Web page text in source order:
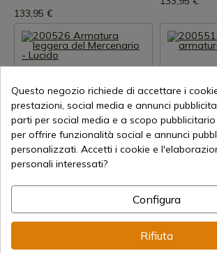
133,95 €
Visualizza prodotto
REF: 11367_ESP
200526 Armatura leggera del
Spedizione in 7-15 giorni
200551
gotica - M L
433,66 €
Questo negozio richiede di accettare i
prestazioni, social media e annunci
parti per social media e a scopo
per offrire funzionalità social e annunci
personalizzati. Accetti i cookie e
personali interessati?
Configura
Rifiuta